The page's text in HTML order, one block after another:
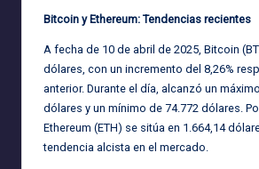
Bitcoin y Ethereum: Tendencias recientes
A fecha de 10 de abril de 2025, Bitcoin
dólares, con un incremento del 8,26%
anterior. Durante el día, alcanzó un
dólares y un mínimo de 74.772 dólares.
Ethereum (ETH) se sitúa en 1.664,14
tendencia alcista en el mercado.